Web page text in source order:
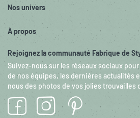
Nos univers
A propos
Rejoignez la communauté Fabrique de
Suivez-nous sur les réseaux sociaux
de nos équipes, les dernières actualités
nous des photos de vos jolies trouvailles